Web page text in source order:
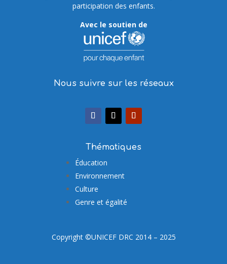
participation des enfants.
Avec le soutien de
Nous suivre sur les réseaux
Thématiques
Éducation
Environnement
Culture
Genre et égalité
Copyright ©UNICEF DRC 2014 – 2025